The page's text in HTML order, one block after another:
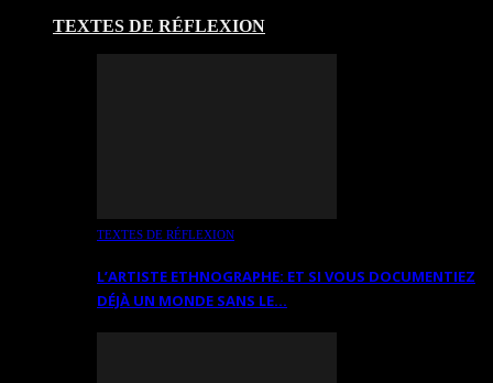
TEXTES DE RÉFLEXION
TEXTES DE RÉFLEXION
L’ARTISTE ETHNOGRAPHE: ET SI VOUS DOCUMENTIEZ
DÉJÀ UN MONDE SANS LE…